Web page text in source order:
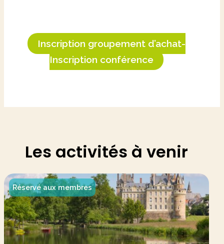
Inscription groupement d’achat-
Inscription conférence
Les activités à venir
Réservé aux membres